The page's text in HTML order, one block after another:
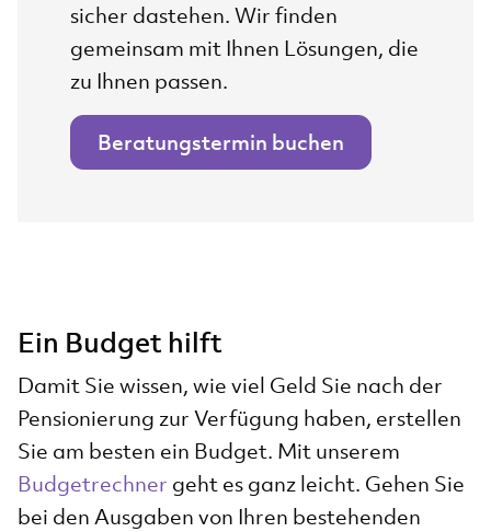
sicher dastehen. Wir finden
gemeinsam mit Ihnen Lösungen, die
zu Ihnen passen.
Beratungstermin buchen
Ein Budget hilft
Damit Sie wissen, wie viel Geld Sie nach der
Pensionierung zur Verfügung haben, erstellen
Sie am besten ein Budget. Mit unserem
Budgetrechner geht es ganz leicht. Gehen Sie
bei den Ausgaben von Ihren bestehenden